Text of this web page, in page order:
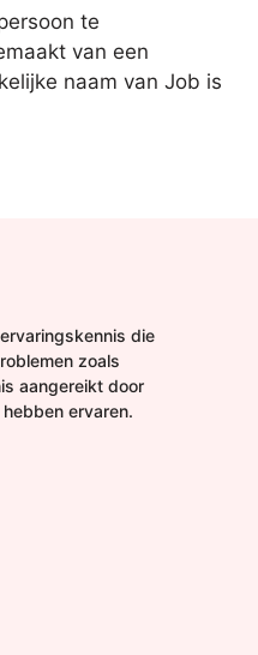
te
van een
naam van Job is
die
zoals
aangereikt door
ervaren.